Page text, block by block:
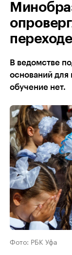
В ведомстве
оснований для
обучение нет.
Фото: РБК Уфа